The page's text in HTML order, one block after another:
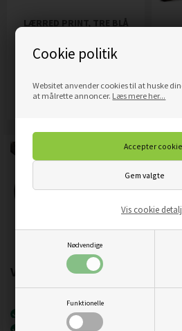
Cookie politik
Websitet anvender cookies til at huske
at målrette annoncer. Læs mere her...
Nødvendige
Funktionelle
Vis cookie
LÆRRED PRINT, TRE BLÅ
Mere info
Vigtigste produktegenskaber:
Nyeste printteknologi
Billeder på lærred er modstandsdygtige